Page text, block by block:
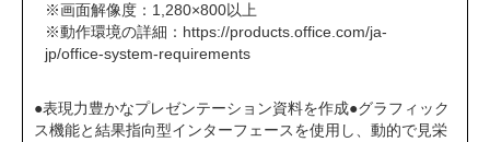
※画面解像度：1,280×800以上
※動作環境の詳細： https://products.office.com/ja-
jp/office-system-requirements
●表現力豊かなプレゼンテーション資料を作成●グラフィック
ス機能と結果指向型インターフェースを使用し、動的で見栄